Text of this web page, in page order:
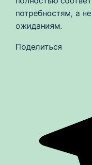
потребностям, а
ожиданиям.
Поделиться